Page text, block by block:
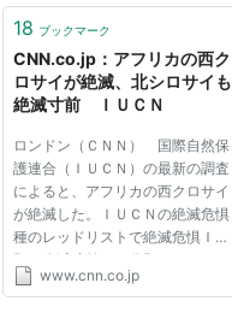
18 ブックマーク
CNN.co.jp：アフリカの西ク
ロサイが絶滅、北シロサイも
絶滅寸前 ＩＵＣＮ
ロンドン（ＣＮＮ） 国際自然保
護連合（ＩＵＣＮ）の最新の調査
によると、アフリカの西クロサイ
が絶滅した。ＩＵＣＮの絶滅危惧
種のレッドリストで絶滅危惧ＩＡ
類（絶滅寸前）に分類されている
クロサイの亜種が西アフリカで最
www.cnn.co.jp